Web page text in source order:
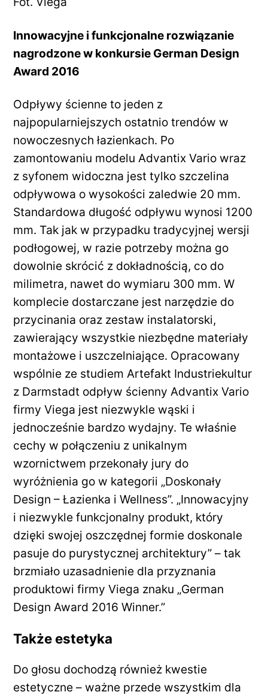
Innowacyjne i funkcjonalne rozwiązanie
nagrodzone w konkursie German Design
Award 2016
Odpływy ścienne to jeden z
najpopularniejszych ostatnio trendów w
nowoczesnych łazienkach. Po
zamontowaniu modelu Advantix Vario wraz
z syfonem widoczna jest tylko szczelina
odpływowa o wysokości zaledwie 20 mm.
Standardowa długość odpływu wynosi 1200
mm. Tak jak w przypadku tradycyjnej wersji
podłogowej, w razie potrzeby można go
dowolnie skrócić z dokładnością, co do
milimetra, nawet do wymiaru 300 mm. W
komplecie dostarczane jest narzędzie do
przycinania oraz zestaw instalatorski,
zawierający wszystkie niezbędne materiały
montażowe i uszczelniające. Opracowany
wspólnie ze studiem Artefakt Industriekultur
z Darmstadt odpływ ścienny Advantix Vario
firmy Viega jest niezwykle wąski i
jednocześnie bardzo wydajny. Te właśnie
cechy w połączeniu z unikalnym
wzornictwem przekonały jury do
wyróżnienia go w kategorii „Doskonały
Design – Łazienka i Wellness”. „Innowacyjny
i niezwykle funkcjonalny produkt, który
dzięki swojej oszczędnej formie doskonale
pasuje do purystycznej architektury” – tak
brzmiało uzasadnienie dla przyznania
produktowi firmy Viega znaku „German
Design Award 2016 Winner.”
Także estetyka
Do głosu dochodzą również kwestie
estetyczne – ważne przede wszystkim dla